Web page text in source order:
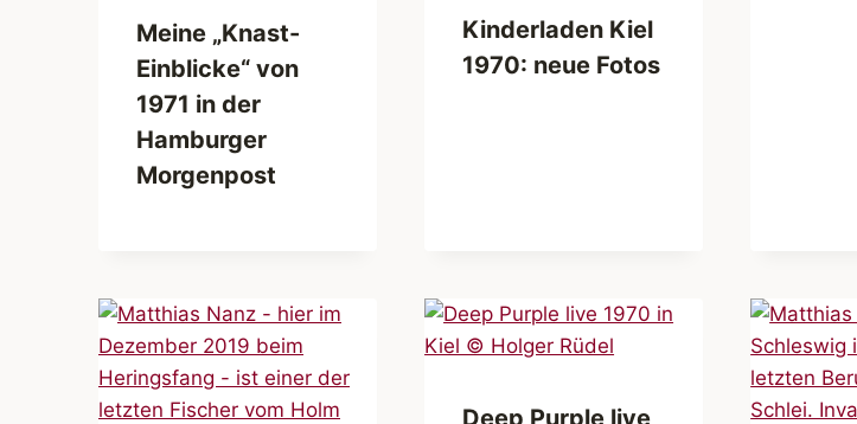
Meine „Knast-
Einblicke“ von
1971 in der
Hamburger
Morgenpost
Kinderladen Kiel
1970: neue Fotos
Deep Purple live